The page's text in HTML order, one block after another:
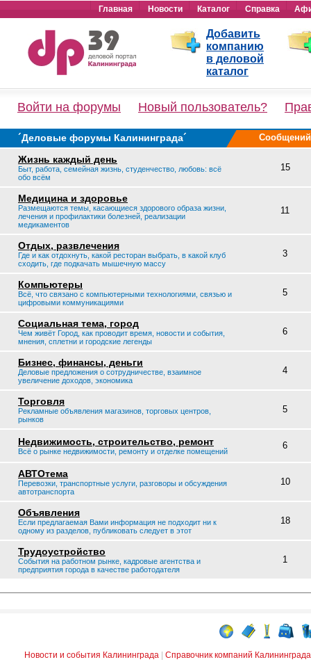
Главная Новости Каталог Справка
Добавить
компанию
в деловой
каталог
Войти на форумы Новый пользователь?
´Деловые форумы Калининграда´ Сообщений
Жизнь каждый день
Быт, работа, семейная жизнь, студенчество, любовь: всё
обо всём
15
Медицина и здоровье
Размещаются темы, касающиеся здорового образа жизни,
лечения и профилактики болезней, реализации
медикаментов
11
Отдых, развлечения
Где и как отдохнуть, какой ресторан выбрать, в какой клуб
сходить, где подкачать мышечную массу
3
Компьютеры
Всё, что связано с компьютерными технологиями, связью и
цифровыми коммуникациями
5
Социальная тема, город
Чем живёт Город, как проводит время, новости и события,
мнения, сплетни и городские легенды
6
Бизнес, финансы, деньги
Деловые предложения о сотрудничестве, взаимное
увеличение доходов, экономика
4
Торговля
Рекламные объявления магазинов, торговых центров,
рынков
5
Недвижимость, строительство, ремонт
Всё о рынке недвижимости, ремонту и отделке помещений
6
АВТОтема
Перевозки, транспортные услуги, разговоры и обсуждения
автотранспорта
10
Объявления
Если предлагаемая Вами информация не подходит ни к
одному из разделов, публиковать следует в этот
18
Трудоустройство
События на работном рынке, кадровые агентства и
предприятия города в качестве работодателя
1
Новости и события Калининграда
Справочник компаний Калининграда